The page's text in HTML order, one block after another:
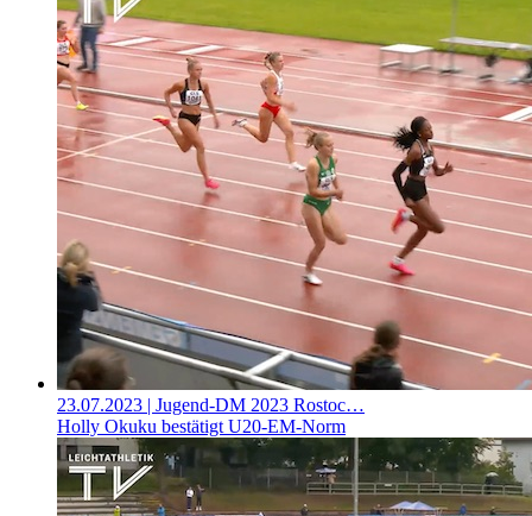
23.07.2023 | Jugend-DM 2023 Rostoc…
Holly Okuku bestätigt U20-EM-Norm